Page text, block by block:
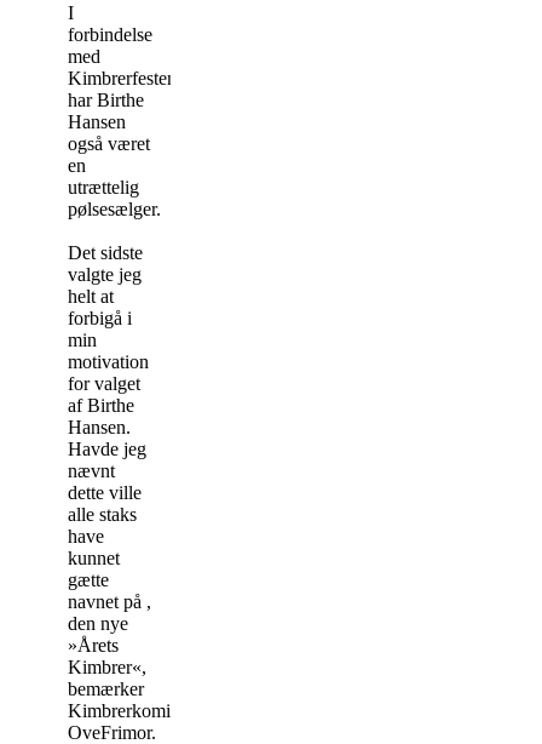
I
forbindelse
med
Kimbrerfesten
har Birthe
Hansen
også været
en
utrættelig
pølsesælger.
Det sidste
valgte jeg
helt at
forbigå i
min
motivation
for valget
af Birthe
Hansen.
Havde jeg
nævnt
dette ville
alle staks
have
kunnet
gætte
navnet på ,
den nye
»Årets
Kimbrer«,
bemærker
Kimbrerkomiteformand
OveFrimor.